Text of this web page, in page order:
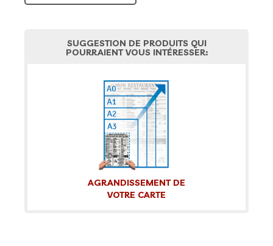
SUGGESTION DE PRODUITS QUI
POURRAIENT VOUS INTÉRESSER:
AGRANDISSEMENT DE
VOTRE CARTE